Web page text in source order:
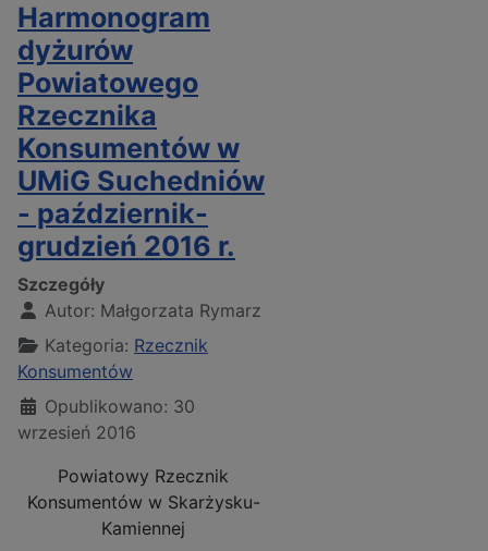
Harmonogram
dyżurów
Powiatowego
Rzecznika
Konsumentów w
UMiG Suchedniów
- październik-
grudzień 2016 r.
Szczegóły
Autor: Małgorzata Rymarz
Kategoria: Rzecznik
Konsumentów
Opublikowano: 30
wrzesień 2016
Powiatowy Rzecznik
Konsumentów w Skarżysku-
Kamiennej